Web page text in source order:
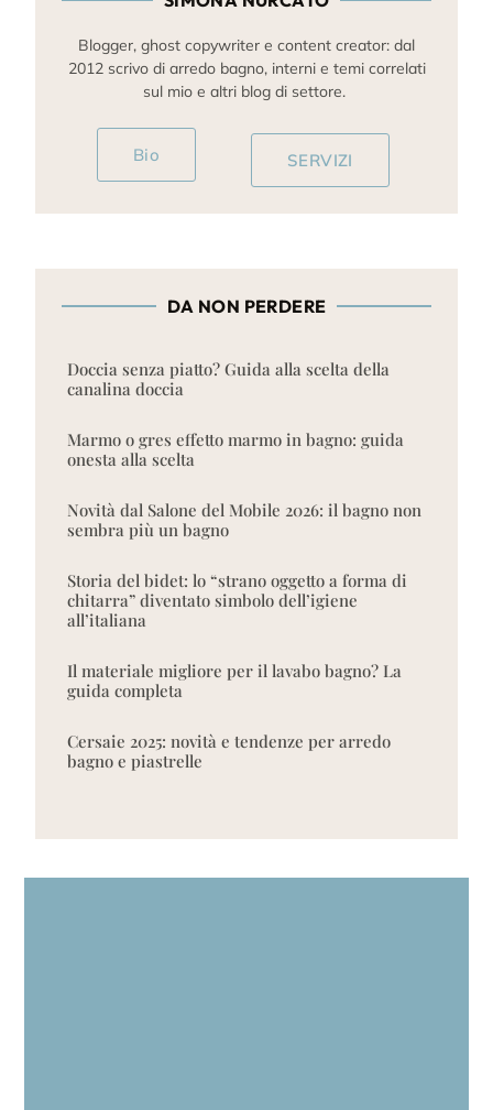
Blogger, ghost copywriter e content creator: dal
2012 scrivo di arredo bagno, interni e temi correlati
sul mio e altri blog di settore.
Bio SERVIZI
DA NON PERDERE
Doccia senza piatto? Guida alla scelta della
canalina doccia
Marmo o gres effetto marmo in bagno: guida
onesta alla scelta
Novità dal Salone del Mobile 2026: il bagno non
sembra più un bagno
Storia del bidet: lo “strano oggetto a forma di
chitarra” diventato simbolo dell’igiene
all’italiana
Il materiale migliore per il lavabo bagno? La
guida completa
Cersaie 2025: novità e tendenze per arredo
bagno e piastrelle